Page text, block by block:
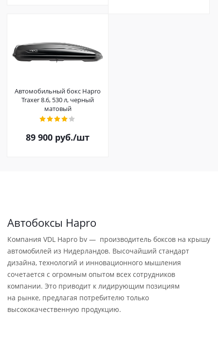
Автомобильный бокс Hapro
Traxer 8.6, 530 л, черный
матовый
89 900 руб./шт
Автобоксы Hapro
Компания VDL Hapro bv — производитель боксов на крышу
автомобилей из Нидерландов. Высочайший стандарт
дизайна, технологий и инновационного мышления
сочетается с огромным опытом всех сотрудников
компании. Это приводит к лидирующим позициям
на рынке, предлагая потребителю только
высококачественную продукцию.